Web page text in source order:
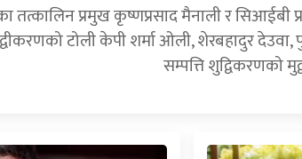
तत्कालिन प्रमुख कृष्णप्रसाद मैनाली र सिआईबी
टोली केपी शर्मा ओली, शेरबहादुर
सम्पत्ति शुद्विकरणको